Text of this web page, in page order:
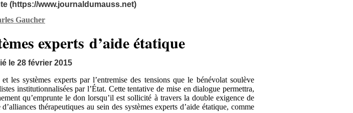
(https://www.journaldumauss.net)
Gaucher
experts d’aide étatique
le 28 février 2015
systèmes experts par l’entremise des tensions que le bénévolat soulève
institutionnalisées par l’État. Cette tentative de mise en dialogue permettra,
qu’emprunte le don lorsqu’il est sollicité à travers la double exigence de
thérapeutiques au sein des systèmes experts d’aide étatique, comme